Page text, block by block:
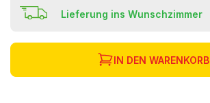
Lieferung ins Wunschzimmer
IN DEN WARENKORB